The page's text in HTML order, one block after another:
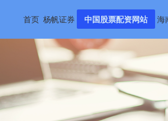
首页 杨帆证券 中国股票配资网站 海